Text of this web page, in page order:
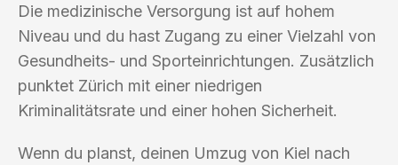
Die medizinische Versorgung ist auf hohem
Niveau und du hast Zugang zu einer Vielzahl von
Gesundheits- und Sporteinrichtungen. Zusätzlich
punktet Zürich mit einer niedrigen
Kriminalitätsrate und einer hohen Sicherheit.
Wenn du planst, deinen Umzug von Kiel nach